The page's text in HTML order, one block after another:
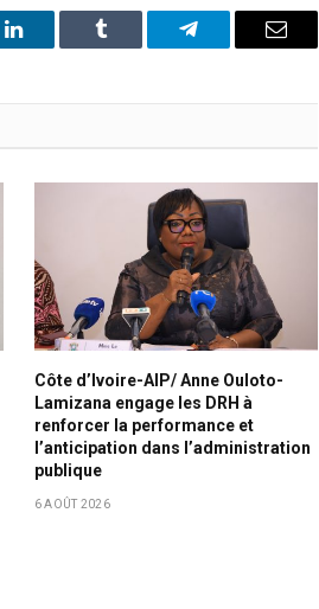
LinkedIn Tumblr Telegram Email
Côte d’Ivoire-AIP/ Anne Ouloto-
Lamizana engage les DRH à
renforcer la performance et
l’anticipation dans l’administration
publique
6 AOÛT 2026